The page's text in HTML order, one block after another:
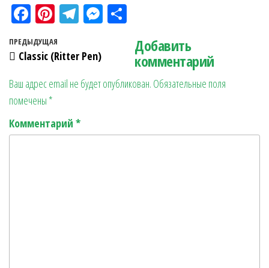
Fa
ce
bo
Pi
nt
er
t
Te
gr
m
M
ge
ра
в
ит
Навигация по записям
Предыдущая запись
ПРЕДЫДУЩАЯ
Classic (Ritter Pen)
Добавить
комментарий
Ваш адрес email не будет опубликован. Обязательные поля
помечены *
Комментарий *